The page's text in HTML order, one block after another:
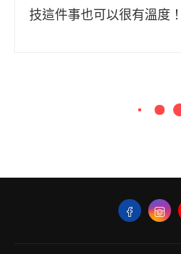
技這件事也可以很有溫度！